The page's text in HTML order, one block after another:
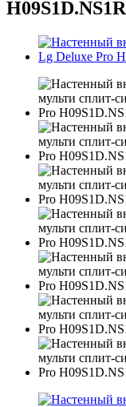
H09S1D.NS1R